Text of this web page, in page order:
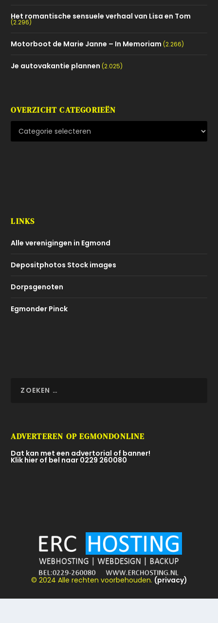
Het romantische sensuele verhaal van Lisa en Tom
(2.296)
Motorboot de Marie Janne – In Memoriam (2.266)
Je autovakantie plannen (2.025)
OVERZICHT CATEGORIEËN
LINKS
Alle verenigingen in Egmond
Depositphotos Stock images
Dorpsgenoten
Egmonder Pinck
ADVERTEREN OP EGMONDONLINE
Dat kan met een advertorial of banner!
Klik hier of bel naar 0229 260080
© 2024 Alle rechten voorbehouden. (privacy)